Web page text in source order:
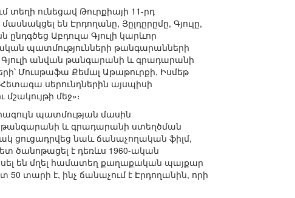
տեղի ունեցավ Թուրքիայի 11-րդ
են Էրդողանը, Յըլդըրըմը, Գյուլը,
Աբդուլա Գյուլի կարևոր
պատմությունների թանգարանների
Գյուլի անվան թանգարանի և գրադարանի
Մուսթաֆա Քեմալ Աթաթուրքի, Իսմեթ
սերունդներին այսպիսի
մեջ»։
պատմության մասին
թանգարանի և գրադարանի ստեղծման
ցուցադրվեց նաև ճանաչողական ֆիլմ,
ծանոթացել է դեռևս 1960-ական
են մղել համատեղ քաղաքական պայքար
50 տարի է, ինչ ճանաչում է Էրդողանին, որի